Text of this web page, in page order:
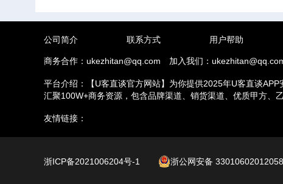
公司简介 联系方式 用户帮助
商务合作：ukezhitan@qq.com 加入我们：
平台介绍：【U客直谈官方网站】为你提供2025年U客直谈
汇聚100W+商务资源，包含品牌渠道、销货渠道、优质甲方、
友情链接：
浙ICP备2021006204号-1 浙公网安备